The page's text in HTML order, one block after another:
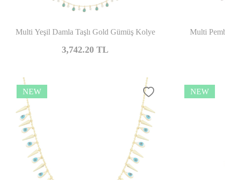
Multi Yeşil Damla Taşlı Gold Gümüş Kolye
3,742.20 TL
Multi
NEW NEW